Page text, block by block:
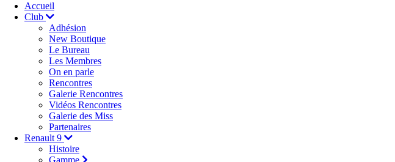
Accueil
Club
Adhésion
New Boutique
Le Bureau
Les Membres
On en parle
Rencontres
Galerie Rencontres
Vidéos Rencontres
Galerie des Miss
Partenaires
Renault 9
Histoire